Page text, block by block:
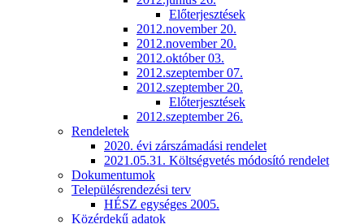
Előterjesztések
2012.november 20.
2012.november 20.
2012.október 03.
2012.szeptember 07.
2012.szeptember 20.
Előterjesztések
2012.szeptember 26.
Rendeletek
2020. évi zárszámadási rendelet
2021.05.31. Költségvetés módosító rendelet
Dokumentumok
Településrendezési terv
HÉSZ egységes 2005.
Közérdekű adatok